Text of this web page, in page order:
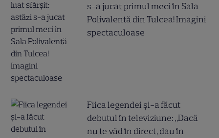
s-a jucat primul meci în Sala
Polivalentă din Tulcea! Imagini
spectaculoase
Fiica legendei și-a făcut
debutul în televiziune: „Dacă
nu te văd în direct, dau în